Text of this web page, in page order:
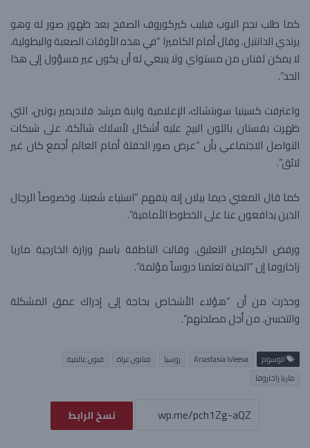
كما طلب نجم البوب فيليب كيركوروف الصفح بعد ظهور صور له وهو
يرتدي الدانتيل. وقال أمام الكاميرا “في هذه الأوقات الصعبة والبطولية،
لا يمكن لفنان من مستواي ولا ينبغي له أن يكون غير مسؤول إلى هذا
الحد”.
واعترفت كسينيا سوبتشاك، الإعلامية وابنة مرشد فلاديمير بوتين، التي
ظهرت بفستان باللون البيج عليه أشكال لأسلاك شائكة، على شبكات
التواصل الاجتماعي بأن “عرض صور الحفلة أمام العالم أجمع كان غير
لائق”.
كما قال المغني ديما بيلان إنه يتفهم “استياء شعبنا، وخصوصاً الرجال
الذين يدافعون عنا على الخطوط الأمامية”.
ورفض الكرملين التعليق. وقالت الناطقة باسم وزارة الخارجية ماريا
زاخاروفا إن “الحياة تعلمنا دروساً مؤلمة”.
وحذرت من أن “هؤلاء الأشخاص بحاجة إلى إدراك عمق المشكلة
والتحسن. من أجل مصلحتهم”.
الوسوم Anastasia Ivleeva روسيا فنانون عراة
فنون عالمية
ماريا زاخاروفا
نسخ الرابط